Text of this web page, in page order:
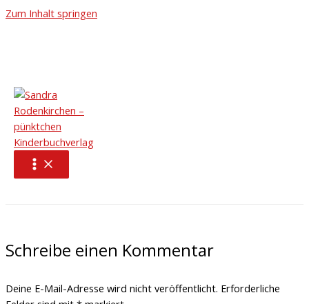
Zum Inhalt springen
20250128_111518
Schreibe einen Kommentar
3 Februar, 2025
←Vorheriger Medien
Schreibe einen Kommentar
Deine E-Mail-Adresse wird nicht veröffentlicht. Erforderliche